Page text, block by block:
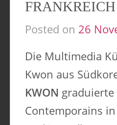
FRANKREICH
Posted on 26
Die Multimedia
Kwon aus
KWON graduierte
Contemporains